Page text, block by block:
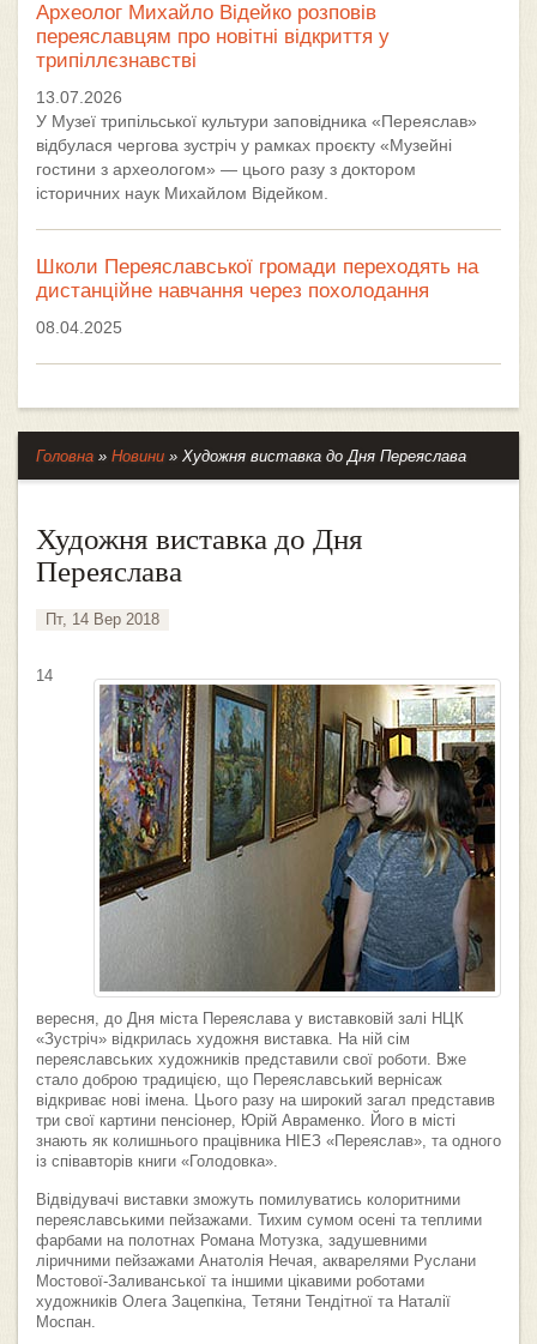
Археолог Михайло Відейко розповів
переяславцям про новітні відкриття у
трипіллєзнавстві
13.07.2026
У Музеї трипільської культури заповідника «Переяслав»
відбулася чергова зустріч у рамках проєкту «Музейні
гостини з археологом» — цього разу з доктором
історичних наук Михайлом Відейком.
Школи Переяславської громади переходять на
дистанційне навчання через похолодання
08.04.2025
Головна » Новини » Художня виставка до Дня Переяслава
Художня виставка до Дня
Переяслава
Пт, 14 Вер 2018
14
вересня, до Дня міста Переяслава у виставковій залі НЦК
«Зустріч» відкрилась художня виставка. На ній сім
переяславських художників представили свої роботи. Вже
стало доброю традицією, що Переяславський вернісаж
відкриває нові імена. Цього разу на широкий загал представив
три свої картини пенсіонер, Юрій Авраменко. Його в місті
знають як колишнього працівника НІЕЗ «Переяслав», та одного
із співавторів книги «Голодовка».
Відвідувачі виставки зможуть помилуватись колоритними
переяславськими пейзажами. Тихим сумом осені та теплими
фарбами на полотнах Романа Мотузка, задушевними
ліричними пейзажами Анатолія Нечая, акварелями Руслани
Мостової-Заливанської та іншими цікавими роботами
художників Олега Зацепкіна, Тетяни Тендітної та Наталії
Моспан.